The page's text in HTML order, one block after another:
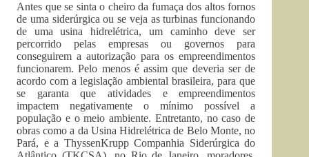
Antes que se sinta o cheiro da fumaça dos altos fornos
de uma siderúrgica ou se veja as turbinas funcionando
de uma usina hidrelétrica, um caminho deve ser
percorrido pelas empresas ou governos para
conseguirem a autorização para os empreendimentos
funcionarem. Pelo menos é assim que deveria ser de
acordo com a legislação ambiental brasileira, para que
se garanta que atividades e empreendimentos
impactem negativamente o mínimo possível a
população e o meio ambiente. Entretanto, no caso de
obras como a da Usina Hidrelétrica de Belo Monte, no
Pará, e a ThyssenKrupp Companhia Siderúrgica do